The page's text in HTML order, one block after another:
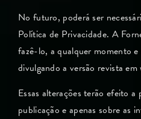
No futuro, poderá ser
Política de Privacidade. A
fazê-lo, a qualquer momento e
divulgando a versão revista
Essas alterações terão efeito a
publicação e apenas sobre as